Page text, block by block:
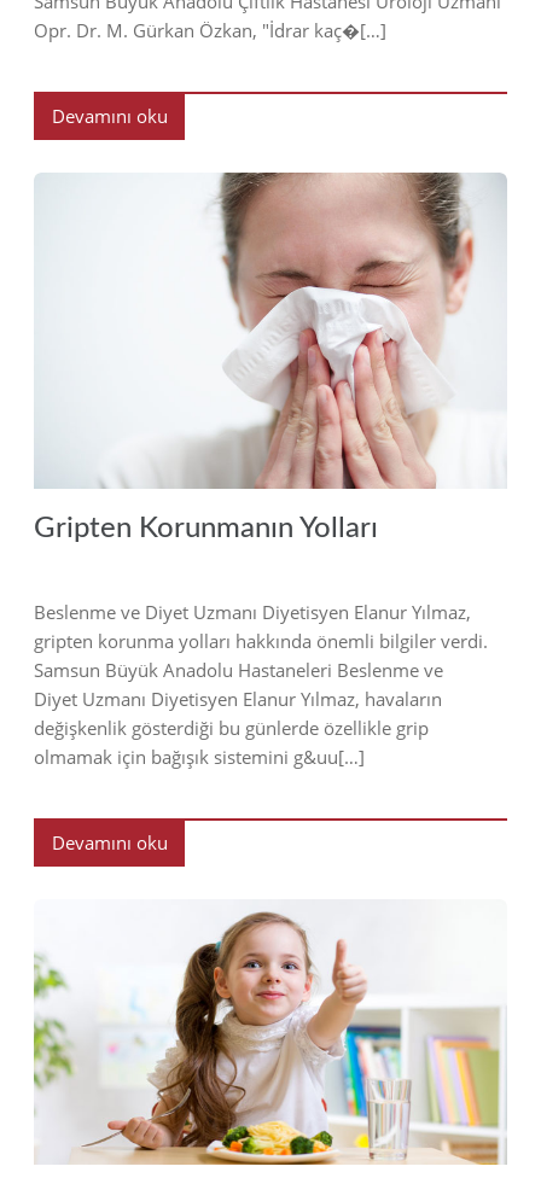
Opr. Dr. M. Gürkan Özkan, "İdrar kaç�[…]
Devamını oku
Gripten Korunmanın Yolları
Beslenme ve Diyet Uzmanı Diyetisyen Elanur Yılmaz,
gripten korunma yolları hakkında önemli bilgiler verdi.
Samsun Büyük Anadolu Hastaneleri Beslenme ve
Diyet Uzmanı Diyetisyen Elanur Yılmaz, havaların
değişkenlik gösterdiği bu günlerde özellikle grip
olmamak için bağışık sistemini g&uu[…]
Devamını oku
2018